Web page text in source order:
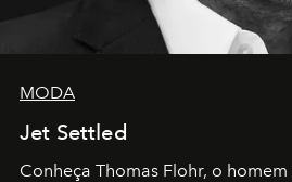
MODA
Jet Settled
Conheça Thomas Flohr, o